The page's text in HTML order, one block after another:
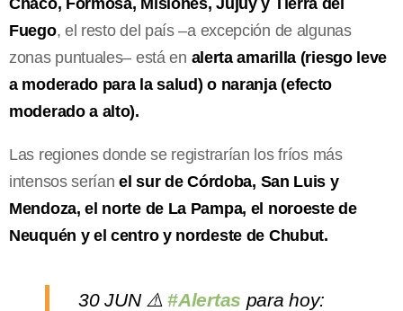
Fuego, el resto del país –a excepción de algunas
zonas puntuales– está en alerta amarilla (riesgo leve
a moderado para la salud) o naranja (efecto
moderado a alto).
Las regiones donde se registrarían los fríos más
intensos seríanel sur de Córdoba, San Luis y
Mendoza, el norte de La Pampa, el noroeste de
Neuquén y el centro y nordeste de Chubut.
30 JUN ⚠️#Alertas para hoy: